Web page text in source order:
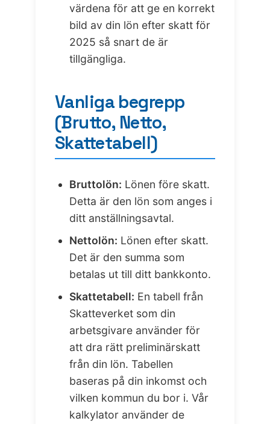
värdena för att ge en korrekt
bild av din lön efter skatt för
2025 så snart de är
tillgängliga.
Vanliga begrepp
(Brutto, Netto,
Skattetabell)
Bruttolön: Lönen före skatt.
Detta är den lön som anges i
ditt anställningsavtal.
Nettolön: Lönen efter skatt.
Det är den summa som
betalas ut till ditt bankkonto.
Skattetabell: En tabell från
Skatteverket som din
arbetsgivare använder för
att dra rätt preliminärskatt
från din lön. Tabellen
baseras på din inkomst och
vilken kommun du bor i. Vår
kalkylator använder de